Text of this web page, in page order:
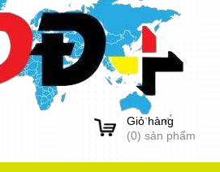
Giỏ hàng
(0) sản phẩm